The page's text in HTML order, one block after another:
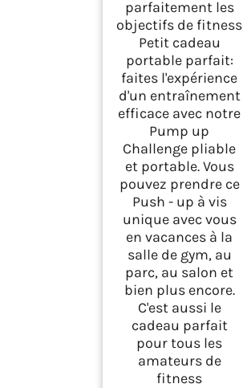
parfaitement les
objectifs de fitness
Petit cadeau
portable parfait:
faites l'expérience
d'un entraînement
efficace avec notre
Pump up
Challenge pliable
et portable. Vous
pouvez prendre ce
Push - up à vis
unique avec vous
en vacances à la
salle de gym, au
parc, au salon et
bien plus encore.
C'est aussi le
cadeau parfait
pour tous les
amateurs de
fitness